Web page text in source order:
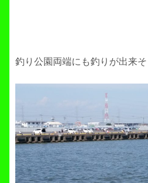
釣り公園両端にも釣りが出来そ